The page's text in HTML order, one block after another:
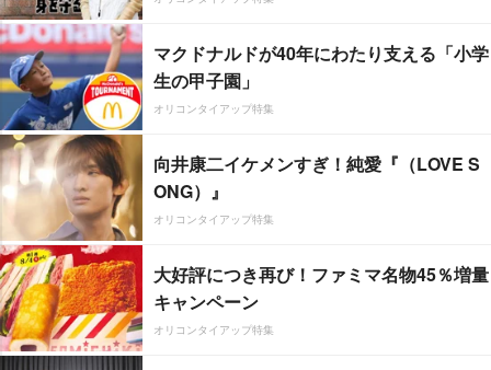
マクドナルドが40年にわたり支える「小学
生の甲子園」
オリコンタイアップ特集
向井康二イケメンすぎ！純愛『（LOVE S
ONG）』
オリコンタイアップ特集
大好評につき再び！ファミマ名物45％増量
キャンペーン
オリコンタイアップ特集